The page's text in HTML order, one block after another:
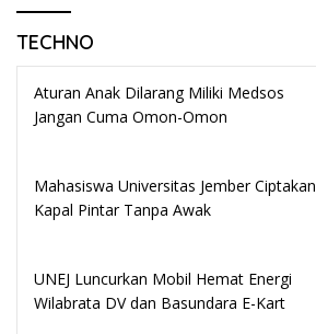
TECHNO
Aturan Anak Dilarang Miliki Medsos
Jangan Cuma Omon-Omon
Mahasiswa Universitas Jember Ciptakan
Kapal Pintar Tanpa Awak
UNEJ Luncurkan Mobil Hemat Energi
Wilabrata DV dan Basundara E-Kart